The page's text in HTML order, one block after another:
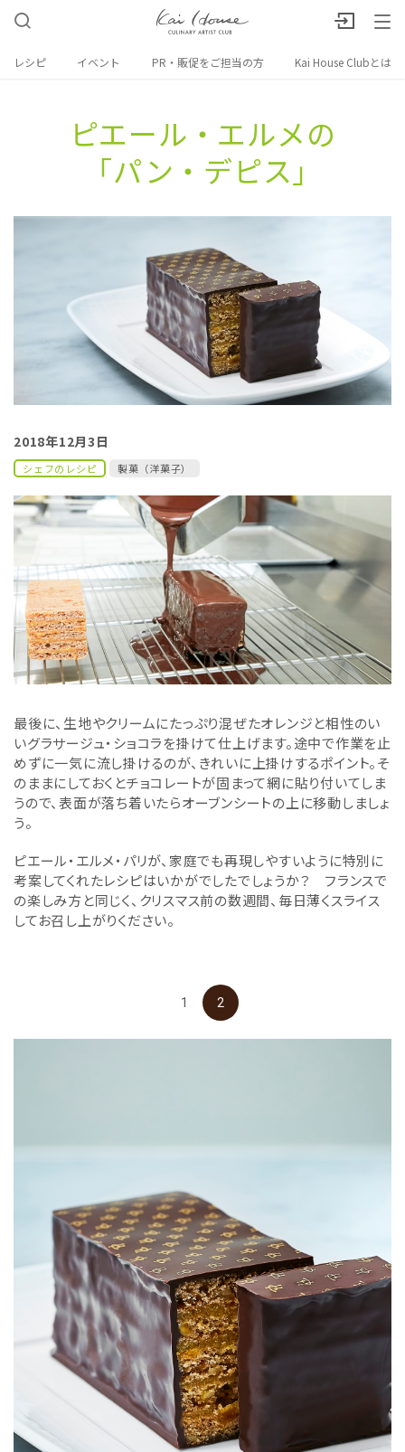
レシピ イベント PR・販促をご担当の方 Kai House Clubとは
ピエール・エルメの​
「パン・​デピス」
2018年12月3日
シェフのレシピ 製菓（洋菓子）
最後に、生地やクリームにたっぷり混ぜたオレンジと相性のい
いグラサージュ・ショコラを掛けて仕上げます。途中で作業を止
めずに一気に流し掛けるのが、きれいに上掛けするポイント。そ
のままにしておくとチョコレートが固まって網に貼り付いてしま
うので、表面が落ち着いたらオーブンシートの上に移動しましょ
う。
ピエール・エルメ・パリが、家庭でも再現しやすいように特別に
考案してくれたレシピはいかがでしたでしょうか？ フランスで
の楽しみ方と同じく、クリスマス前の数週間、毎日薄くスライス
してお召し上がりください。
1 2